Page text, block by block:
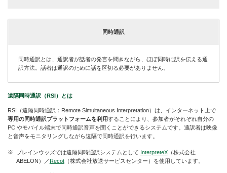
同時通訳
同時通訳とは、通訳者が話者の発言を聞きながら、ほぼ同時に訳を伝える通
訳方法。話者は通訳のために話を区切る必要がありません。
遠隔同時通訳（RSI）とは
RSI（遠隔同時通訳：Remote Simultaneous Interpretation）は、インターネット上で
専用の同時通訳プラットフォームを利用することにより、参加者がそれぞれ自分の
PC やモバイル端末で同時通訳音声を聞くことができるシステムです。通訳者は映像
と音声をモニタリングしながら遠隔で同時通訳を行います。
ブレインウッズでは遠隔同時通訳システムとして InterpreteX（株式会社
ABELON）／Recot（株式会社放送サービスセンター）を使用しています。